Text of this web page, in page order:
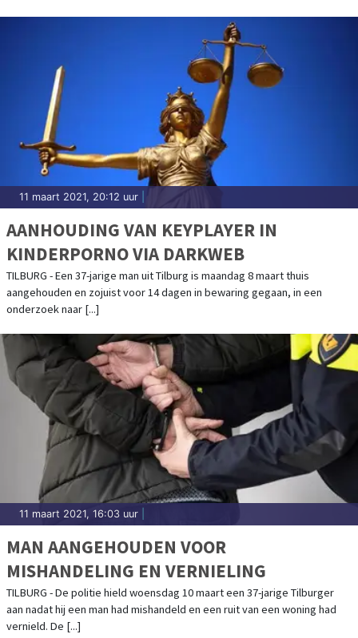
11 maart 2021, 20:12 uur
AANHOUDING VAN KEYPLAYER IN
KINDERPORNO VIA DARKWEB
TILBURG - Een 37-jarige man uit Tilburg is maandag 8 maart thuis
aangehouden en zojuist voor 14 dagen in bewaring gegaan, in een
onderzoek naar [...]
11 maart 2021, 16:03 uur
MAN AANGEHOUDEN VOOR
MISHANDELING EN VERNIELING
TILBURG - De politie hield woensdag 10 maart een 37-jarige Tilburger
aan nadat hij een man had mishandeld en een ruit van een woning had
vernield. De [...]